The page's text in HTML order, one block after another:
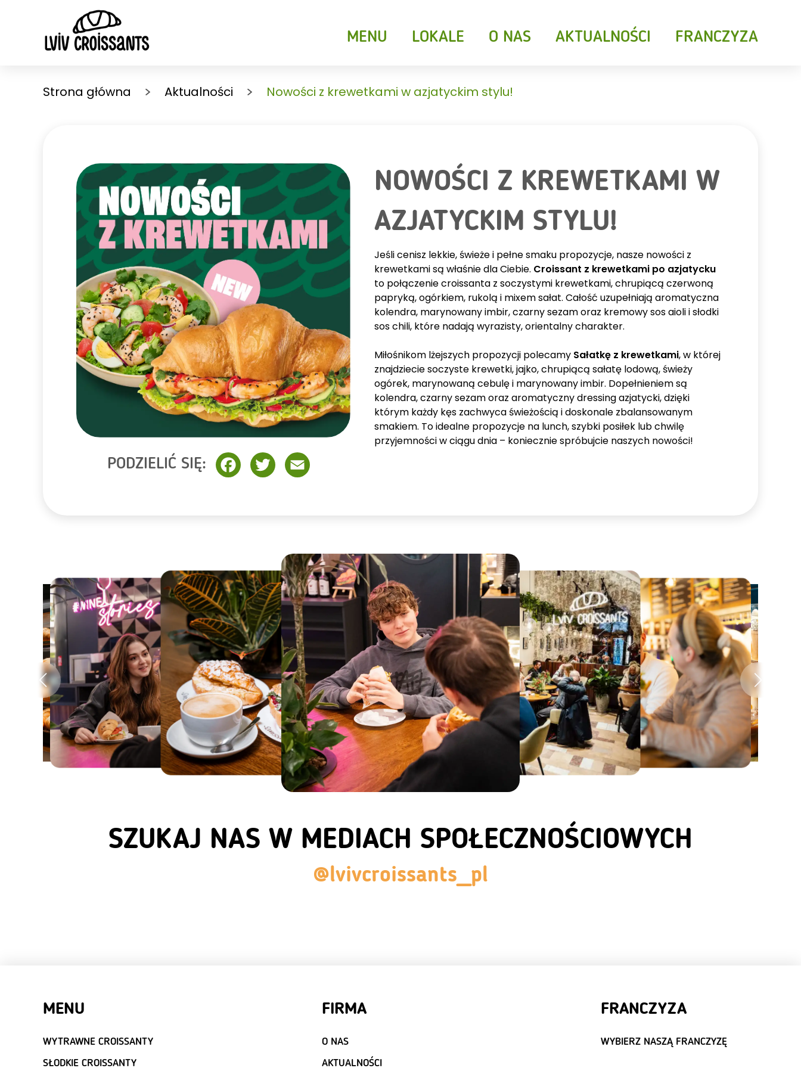
MENU LOKALE O NAS AKTUALNOŚCI FRANCZYZA
WYTRAWNE CROISSANTY SŁODKIE CROISSANTY
NAPOJE GORĄCE
Strona główna Aktualności Nowości z krewetkami w azjatyckim stylu!
PODZIELIĆ SIĘ: FacebookTwitter
NOWOŚCI Z KREWETKAMI W
AZJATYCKIM STYLU!
Jeśli cenisz lekkie, świeże i pełne smaku propozycje, nasze nowości z
krewetkami są właśnie dla Ciebie. Croissant z krewetkami po azjatycku
to połączenie croissanta z soczystymi krewetkami, chrupiącą czerwoną
papryką, ogórkiem, rukolą i mixem sałat. Całość uzupełniają aromatyczna
kolendra, marynowany imbir, czarny sezam oraz kremowy sos aioli i słodki
sos chili, które nadają wyrazisty, orientalny charakter.
Miłośnikom lżejszych propozycji polecamy Sałatkę z krewetkami, w której
znajdziecie soczyste krewetki, jajko, chrupiącą sałatę lodową, świeży
ogórek, marynowaną cebulę i marynowany imbir. Dopełnieniem są
kolendra, czarny sezam oraz aromatyczny dressing azjatycki, dzięki
którym każdy kęs zachwyca świeżością i doskonale zbalansowanym
smakiem. To idealne propozycje na lunch, szybki posiłek lub chwilę
przyjemności w ciągu dnia – koniecznie spróbujcie naszych nowości!
SZUKAJ NAS W MEDIACH SPOŁECZNOŚCIOWYCH
@lvivcroissants_pl
MENU
WYTRAWNE CROISSANTY
SŁODKIE CROISSANTY
FIRMA
O NAS
AKTUALNOŚCI
FRANCZYZA
WYBIERZ NASZĄ FRANCZYZĘ